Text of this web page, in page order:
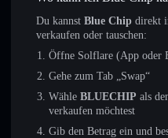
Du kannst Blue Chip direkt
verkaufen oder tauschen:
Öffne Solflare (App oder
Gehe zum Tab „Swap“
Wähle BLUECHIP als
verkaufen möchtest
Gib den Betrag ein und